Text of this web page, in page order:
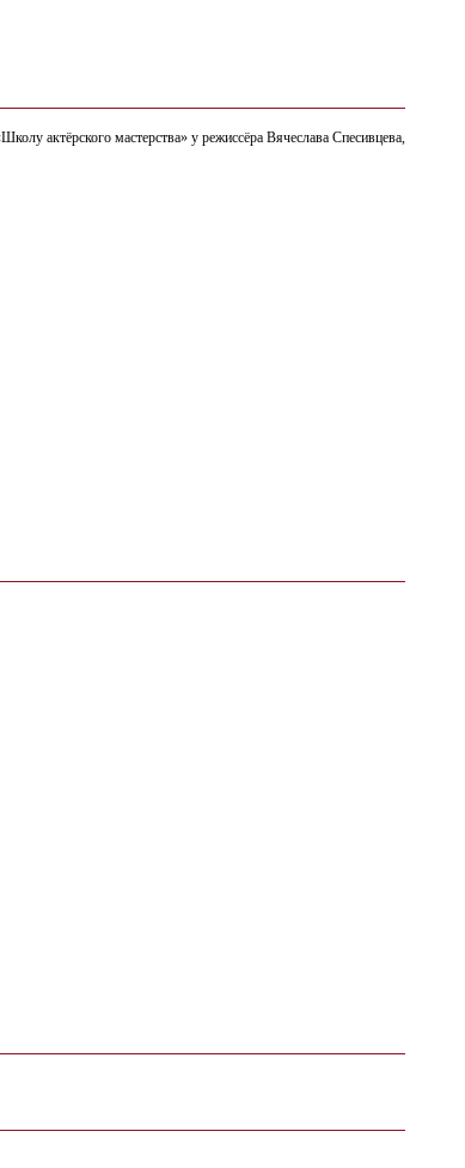
актёрского мастерства» у режиссёра Вячеслава Спесивцева,